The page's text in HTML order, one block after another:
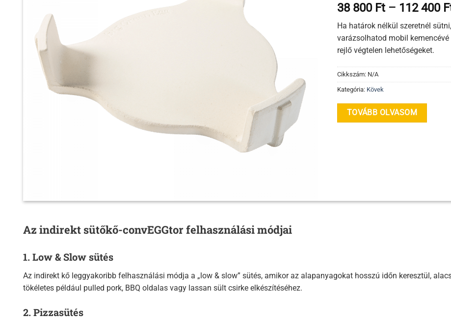
38 800 Ft – 112 400
Ha határok nélkül szeretnél
varázsolhatod mobil
rejlő végtelen lehetőségeket.
Cikkszám: N/A
Kategória: Kövek
TOVÁBB OLVASOM
Az indirekt sütőkő-convEGGtor felhasználási módjai
1. Low & Slow sütés
Az indirekt kő leggyakoribb felhasználási módja a „low & slow” sütés, amikor az alapanyagokat hosszú időn keresztül,
tökéletes például pulled pork, BBQ oldalas vagy lassan sült csirke elkészítéséhez.
2. Pizzasütés